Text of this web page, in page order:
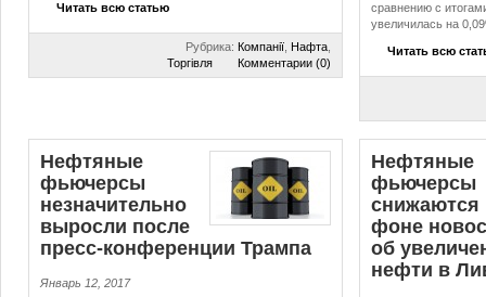
Читать всю статью
Рубрика: Компанії Нафта
Торгівля
Комментарии (0)
сравнению с
увеличилась на
Читать всю
Нефтяные
фьючерсы
незначительно
выросли после
пресс-конференции Трампа
Январь 12, 2017
Нефтяные
фьючерсы
снижаются
фоне
об
нефти в